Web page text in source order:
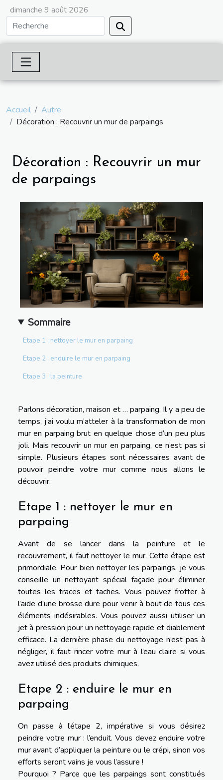
dimanche 9 août 2026
Accueil
Autre
Décoration : Recouvrir un mur de parpaings
Décoration : Recouvrir un mur
de parpaings
Sommaire
Etape 1 : nettoyer le mur en parpaing
Etape 2 : enduire le mur en parpaing
Etape 3 : la peinture
Parlons décoration, maison et … parpaing. Il y a peu de
temps, j’ai voulu m’atteler à la transformation de mon
mur en parpaing brut en quelque chose d’un peu plus
joli. Mais recouvrir un mur en parpaing, ce n’est pas si
simple. Plusieurs étapes sont nécessaires avant de
pouvoir peindre votre mur comme nous allons le
découvrir.
Etape 1 : nettoyer le mur en
parpaing
Avant de se lancer dans la peinture et le
recouvrement, il faut nettoyer le mur. Cette étape est
primordiale. Pour bien nettoyer les parpaings, je vous
conseille un nettoyant spécial façade pour éliminer
toutes les traces et taches. Vous pouvez frotter à
l’aide d’une brosse dure pour venir à bout de tous ces
éléments indésirables. Vous pouvez aussi utiliser un
jet à pression pour un nettoyage rapide et diablement
efficace. La dernière phase du nettoyage n’est pas à
négliger, il faut rincer votre mur à l’eau claire si vous
avez utilisé des produits chimiques.
Etape 2 : enduire le mur en
parpaing
On passe à l’étape 2, impérative si vous désirez
peindre votre mur : l’enduit. Vous devez enduire votre
mur avant d’appliquer la peinture ou le crépi, sinon vos
efforts seront vains je vous l’assure !
Pourquoi ? Parce que les parpaings sont constitués